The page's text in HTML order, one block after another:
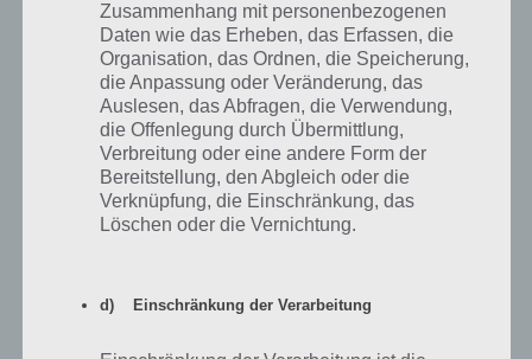
Hinterlege nun den richtigen Zugangspunkt in
Android, damit das mobile Internet wieder
funktioniert
Zusammenhang mit personenbezogenen
Daten wie das Erheben, das Erfassen, die
Organisation, das Ordnen, die Speicherung,
die Anpassung oder Veränderung, das
Auslesen, das Abfragen, die Verwendung,
die Offenlegung durch Übermittlung,
Verbreitung oder eine andere Form der
Bereitstellung, den Abgleich oder die
Verknüpfung, die Einschränkung, das
Löschen oder die Vernichtung.
d) Einschränkung der Verarbeitung